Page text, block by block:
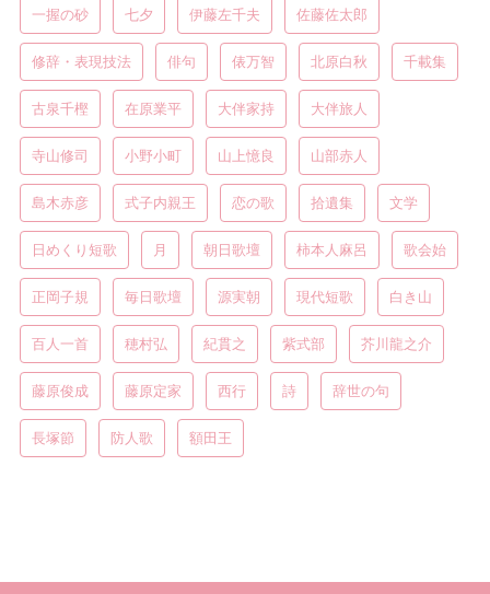
一握の砂 七夕 伊藤左千夫 佐藤佐太郎
修辞・表現技法 俳句 俵万智 北原白秋 千載集
古泉千樫 在原業平 大伴家持 大伴旅人
寺山修司 小野小町 山上憶良 山部赤人
島木赤彦 式子内親王 恋の歌 拾遺集 文学
日めくり短歌 月 朝日歌壇 柿本人麻呂 歌会始
正岡子規 毎日歌壇 源実朝 現代短歌 白き山
百人一首 穂村弘 紀貫之 紫式部 芥川龍之介
藤原俊成 藤原定家 西行 詩 辞世の句
長塚節 防人歌 額田王